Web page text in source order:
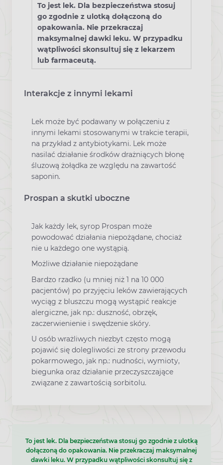
To jest lek. Dla bezpieczeństwa stosuj
go zgodnie z ulotką dołączoną do
opakowania. Nie przekraczaj
maksymalnej dawki leku. W przypadku
wątpliwości skonsultuj się z lekarzem
lub farmaceutą.
Interakcje z innymi lekami
Lek może być podawany w połączeniu z
innymi lekami stosowanymi w trakcie terapii,
na przykład z antybiotykami. Lek może
nasilać działanie środków drażniących błonę
śluzową żołądka ze względu na zawartość
saponin.
Prospan a skutki uboczne
Jak każdy lek, syrop Prospan może
powodować działania niepożądane, chociaż
nie u każdego one wystąpią.
Możliwe działanie niepożądane
Bardzo rzadko (u mniej niż 1 na 10 000
pacjentów) po przyjęciu leków zawierających
wyciąg z bluszczu mogą wystąpić reakcje
alergiczne, jak np.: duszność, obrzęk,
zaczerwienienie i swędzenie skóry.
U osób wrażliwych niezbyt często mogą
pojawić się dolegliwości ze strony przewodu
pokarmowego, jak np.: nudności, wymioty,
biegunka oraz działanie przeczyszczające
związane z zawartością sorbitolu.
To jest lek. Dla bezpieczeństwa stosuj go zgodnie z ulotką
dołączoną do opakowania. Nie przekraczaj maksymalnej
dawki leku. W przypadku wątpliwości skonsultuj się z